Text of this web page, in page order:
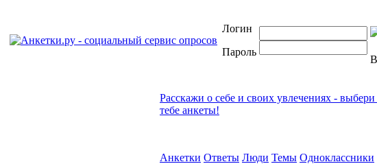
Логин
Пароль
Расскажи о себе и своих увлечениях -
тебе анкеты!
Анкетки Ответы Люди Темы Одноклассники